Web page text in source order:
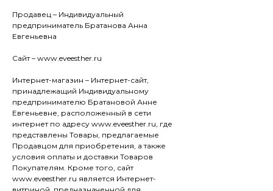
Продавец – Индивидуальный
предприниматель Братанова Анна
Евгеньевна
Сайт – www.eveesther.ru
Интернет-магазин – Интернет-сайт,
принадлежащий Индивидуальному
предпринимателю Братановой Анне
Евгеньевне, расположенный в сети
интернет по адресу www.eveesther.ru, где
представлены Товары, предлагаемые
Продавцом для приобретения, а также
условия оплаты и доставки Товаров
Покупателям. Кроме того, сайт
www.eveesther.ru является Интернет-